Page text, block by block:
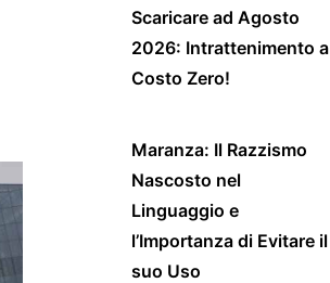
Scaricare ad Agosto
2026: Intrattenimento a
Costo Zero!
Maranza: Il Razzismo
Nascosto nel
Linguaggio e
l’Importanza di Evitare il
suo Uso